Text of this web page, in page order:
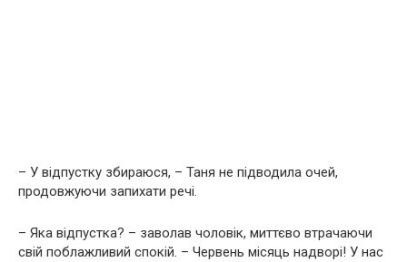
– У відпустку збираюся, – Таня не підводила очей,
продовжуючи запихати речі.
– Яка відпустка? – заволав чоловік, миттєво втрачаючи
свій поблажливий спокій. – Червень місяць надворі! У нас